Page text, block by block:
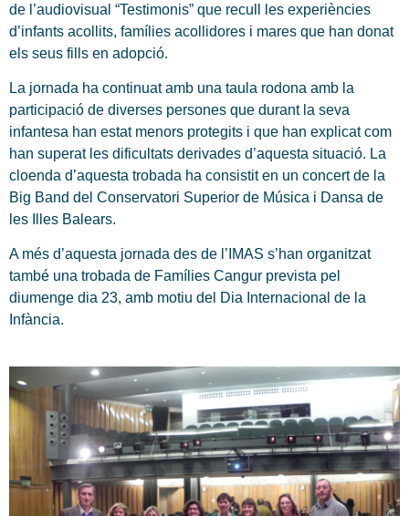
de l’audiovisual “Testimonis” que recull les experiències
d’infants acollits, famílies acollidores i mares que han donat
els seus fills en adopció.
La jornada ha continuat amb una taula rodona amb la
participació de diverses persones que durant la seva
infantesa han estat menors protegits i que han explicat com
han superat les dificultats derivades d’aquesta situació. La
cloenda d’aquesta trobada ha consistit en un concert de la
Big Band del Conservatori Superior de Música i Dansa de
les Illes Balears.
A més d’aquesta jornada des de l’IMAS s’han organitzat
també una trobada de Famílies Cangur prevista pel
diumenge dia 23, amb motiu del Dia Internacional de la
Infància.